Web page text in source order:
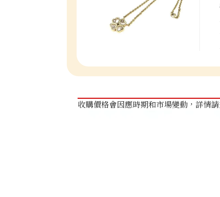
收購價格會因應時期和市場變動，詳情